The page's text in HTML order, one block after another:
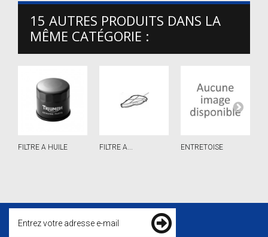
15 AUTRES PRODUITS DANS LA
MÊME CATÉGORIE :
FILTRE A HUILE FILTRE A... ENTRETOISE